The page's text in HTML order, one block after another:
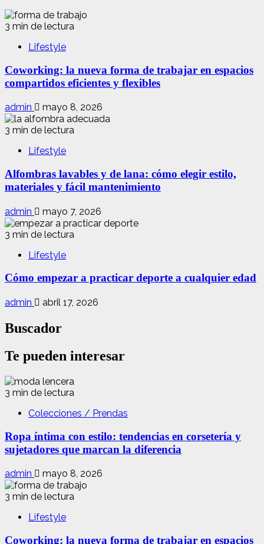
3 min de lectura
Lifestyle
Coworking: la nueva forma de trabajar en espacios
compartidos eficientes y flexibles
admin mayo 8, 2026
3 min de lectura
Lifestyle
Alfombras lavables y de lana: cómo elegir estilo,
materiales y fácil mantenimiento
admin mayo 7, 2026
3 min de lectura
Lifestyle
Cómo empezar a practicar deporte a cualquier edad
admin abril 17, 2026
Buscador
Te pueden interesar
3 min de lectura
Colecciones / Prendas
Ropa íntima con estilo: tendencias en corsetería y
sujetadores que marcan la diferencia
admin mayo 8, 2026
3 min de lectura
Lifestyle
Coworking: la nueva forma de trabajar en espacios